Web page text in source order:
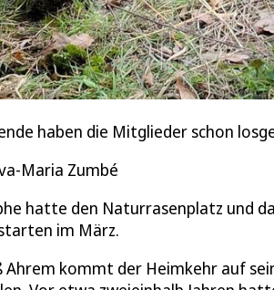
haben die Mitglieder schon
Maria Zumbé
hatte den Naturrasenplatz und
im März.
Ahrem kommt der Heimkehr auf